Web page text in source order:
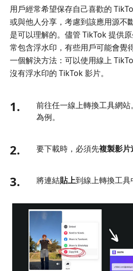
用戶經常希望保存自己喜歡的
或與他人分享，考慮到該應用源不
是可以理解的。儘管 TikTok 提供
常包含浮水印，有些用戶可能會覺
一個解決方法：可以使用線上
沒有浮水印的 TikTok 影片。
1. 前往任一線上轉換工具網站
為例。
2. 要下載時，必須先複製影片
3. 將連結貼上到線上轉換工具